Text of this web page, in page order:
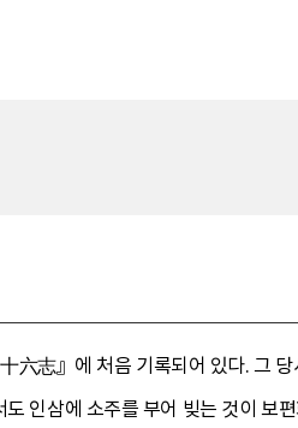
六志』에 처음 기록되어 있다. 그
인삼에 소주를 부어 빚는 것이 보